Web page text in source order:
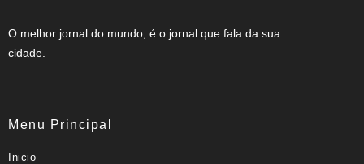
O melhor jornal do mundo, é o jornal que fala da sua
cidade.
Menu Principal
Inicio